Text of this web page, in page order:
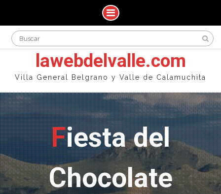
Skip
for:
lawebdelvalle.com
Villa General Belgrano y Valle de Calamuchita
Fiesta del
Chocolate